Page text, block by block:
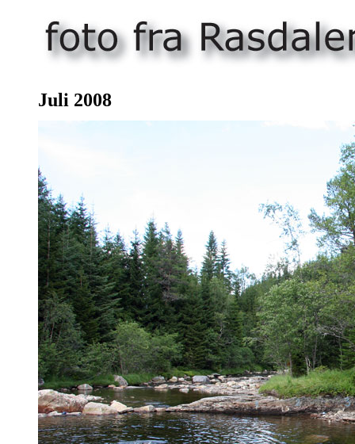
Juli 2008